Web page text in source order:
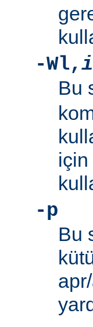
-Wl,
Bu
-p
Bu